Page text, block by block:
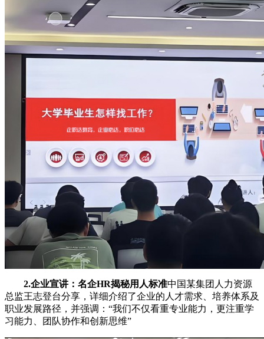
2.企业宣讲：名企HR揭秘用人标准中国某集团人力资源
总监王志登台分享，详细介绍了企业的人才需求、培养体系及
职业发展路径，并强调：“我们不仅看重专业能力，更注重学
习能力、团队协作和创新思维”